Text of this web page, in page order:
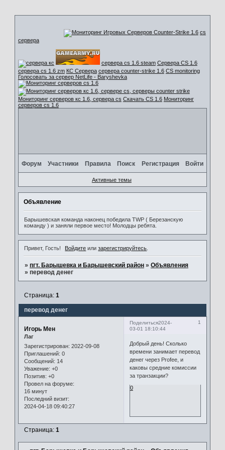
cs
сервера
сервера cs 1.6 steam Сервера CS 1.6
сервера cs 1.6 zm КС Сервера сервера counter-strike 1.6 CS monitoring
Голосовать за сервер NetLife - Baryshevka
Мониторинг серверов кс 1.6, сервера cs Скачать CS 1.6 Мониторинг
серверов cs 1.6
Форум Участники Правила Поиск Регистрация Войти
Активные темы
Объявление
Барышевская команда наконец победила TWP ( Березанскую
команду ) и заняли первое место! Молодцы ребята.
Привет, Гость! Войдите илизарегистрируйтесь
» пгт. Барышевка и Барышевский район » Объявления
» перевод денег
перевод денег
Страница: 1
Поделиться 1
2024-
03-01 18:10:44
Игорь Мен
Лаг
Зарегистрирован: 2022-09-08
Приглашений: 0
Сообщений: 14
Уважение: +0
Позитив: +0
Провел на форуме:
16 минут
Последний визит:
2024-04-18 09:40:27
Добрый день! Сколько
времени занимает перевод
денег через Profee, и
каковы средние комиссии
за транзакции?
0
Страница: 1